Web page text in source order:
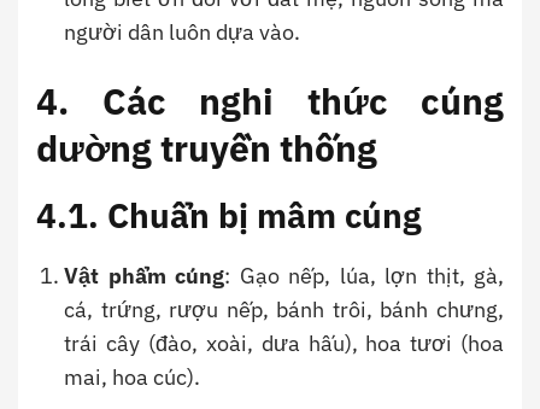
người dân luôn dựa vào.
4. Các nghi thức cúng
dường truyền thống
4.1. Chuẩn bị mâm cúng
Vật phẩm cúng: Gạo nếp, lúa, lợn thịt, gà,
cá, trứng, rượu nếp, bánh trôi, bánh chưng,
trái cây (đào, xoài, dưa hấu), hoa tươi (hoa
mai, hoa cúc).